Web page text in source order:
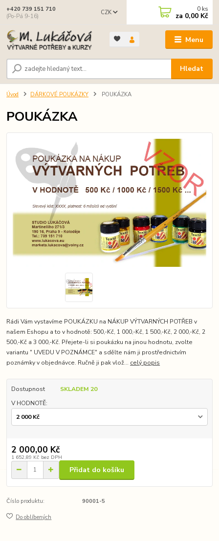
Menu
CZK
Hledat
+420 739 151 710
(Po-Pá 9-16)
0 ks
za 0,00 Kč
Úvod DÁRKOVÉ POUKÁZKY POUKÁZKA
POUKÁZKA
Rádi Vám vystavíme POUKÁZKU na NÁKUP VÝTVARNÝCH POTŘEB v
našem Eshopu a to v hodnotě: 500,-Kč, 1 000,-Kč, 1 500,-Kč, 2 000,-Kč, 2
500,-Kč a 3 000,-Kč. Přejete-li si poukázku na jinou hodnotu, zvolte
variantu " UVEDU V POZNÁMCE" a sdělte nám ji prostřednictvím
poznámky v objednávce. Ručně ji pak vlož... celý popis
Dostupnost
SKLADEM 20
V HODNOTĚ:
2 000,00 Kč
1 652,89 Kč bez DPH
Přidat do košíku
Číslo produktu: 90001-5
Do oblíbených